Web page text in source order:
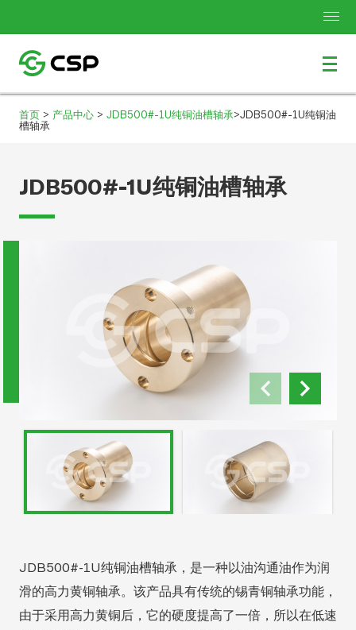
首页 > 产品中心 > JDB500#-1U纯铜油槽轴承>JDB500#-1U纯铜油
槽轴承
JDB500#-1U纯铜油槽轴承
JDB500#-1U纯铜油槽轴承，是一种以油沟通油作为润
滑的高力黄铜轴承。该产品具有传统的锡青铜轴承功能，
由于采用高力黄铜后，它的硬度提高了一倍，所以在低速